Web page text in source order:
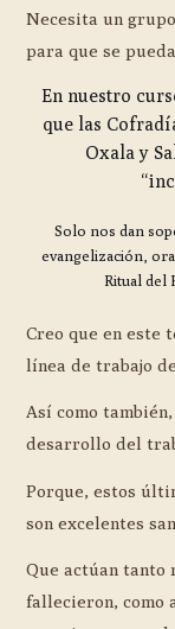
Necesita un
para que se
En nuestro
que las
Oxala y
Solo nos dan
evangelización,
Ritual del
Creo que en este
línea de trabajo
Así como
desarrollo del
Porque, estos
son excelentes
Que actúan tanto
fallecieron, como